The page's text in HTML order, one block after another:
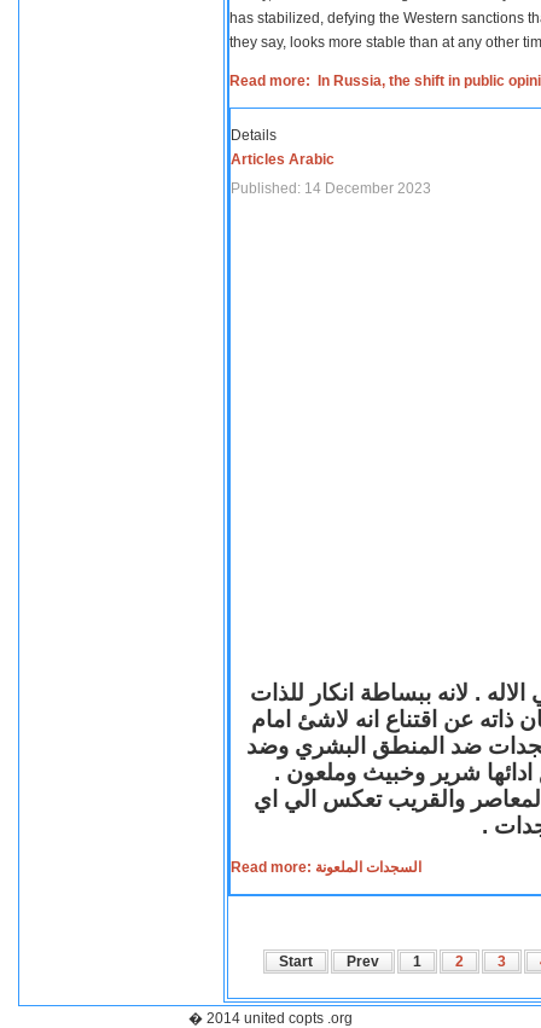
has stabilized, defying the Western sanctions
they say, looks more stable than at any other
Read more: In Russia, the shift in public
Details
Articles Arabic
Published: 14 December 2023
. لانه ببساطة انكار للذات
ذاته عن اقتناع انه لاشئ امام
ضد المنطق البشري وضد
ادائها شرير وخبيث وملعون .
المعاصر والقريب تعكس الي اي
.
Read more: السجدات الملعونة
Start Prev 1 2 3
� 2014 united copts .org